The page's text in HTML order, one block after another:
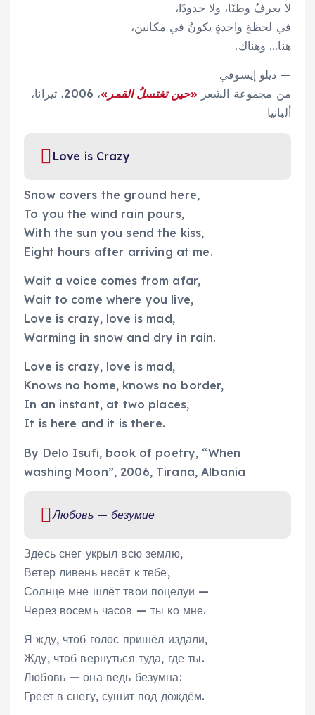
لا يعرفُ وطنًا، ولا حدودًا،
في لحظةٍ واحدةٍ يكونُ في مكانين،
هنا… وهناك.
— ديلو إيسوفي
من مجموعة الشعر «حين تغتسلُ القمر»
، 2006، تيرانا،
ألبانيا
Love is Crazy
Snow covers the ground here,
To you the wind rain pours,
With the sun you send the kiss,
Eight hours after arriving at me.
Wait a voice comes from afar,
Wait to come where you live,
Love is crazy, love is mad,
Warming in snow and dry in rain.
Love is crazy, love is mad,
Knows no home, knows no border,
In an instant, at two places,
It is here and it is there.
By Delo Isufi, book of poetry, “When
washing Moon”, 2006, Tirana, Albania
Любовь — безумие
Здесь снег укрыл всю землю,
Ветер ливень несёт к тебе,
Солнце мне шлёт твои поцелуи —
Через восемь часов — ты ко мне.
Я жду, чтоб голос пришёл издали,
Жду, чтоб вернуться туда, где ты.
Любовь — она ведь безумна:
Греет в снегу, сушит под дождём.